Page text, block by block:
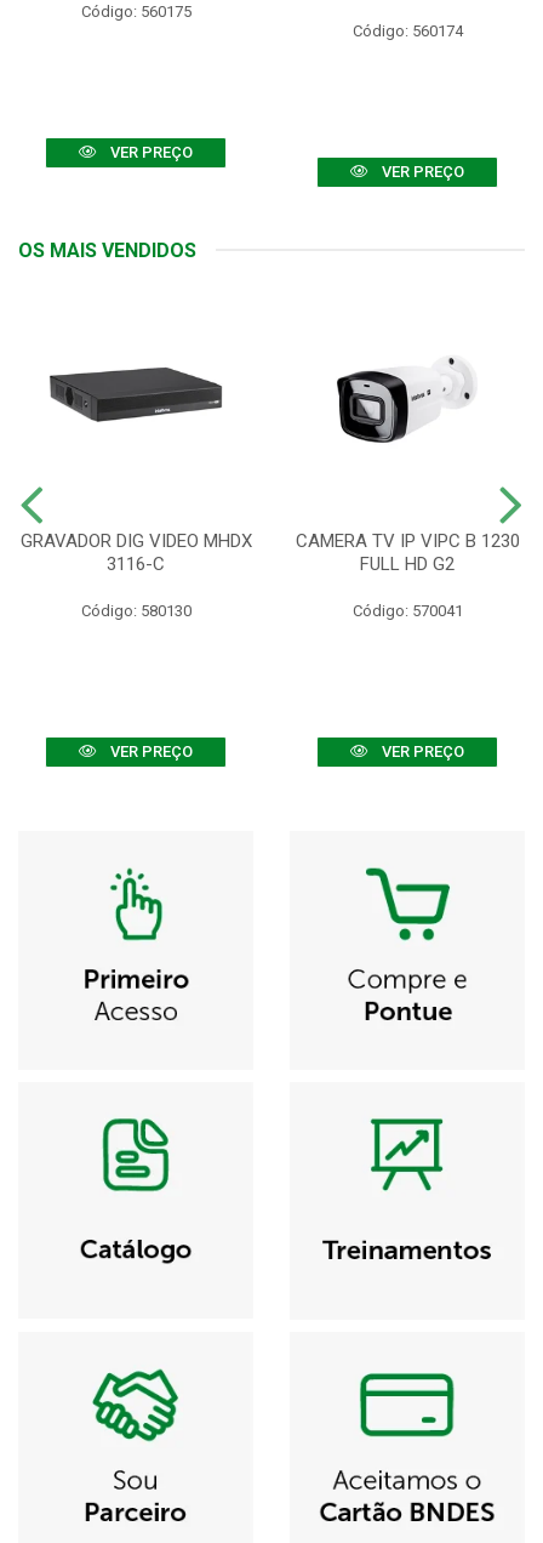
Código: 560175
VER PREÇO
Código: 560174
VER PREÇO
OS MAIS VENDIDOS
GRAVADOR DIG VIDEO MHDX
3116-C
Código: 580130
VER PREÇO
CAMERA TV IP VIPC B 1230
FULL HD G2
Código: 570041
VER PREÇO